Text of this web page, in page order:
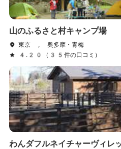
山のふるさと村キャンプ場
東京 , 奥多摩・青梅
4.20（35件の口コミ）
わんダフルネイチャーヴィレ